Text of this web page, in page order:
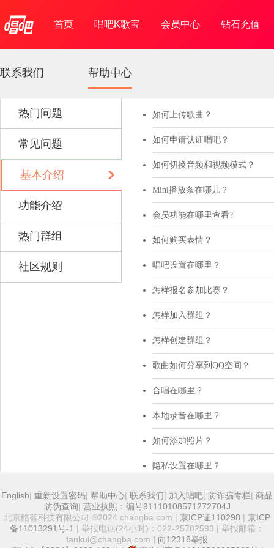
首页 唱吧K歌宝 会员中心 钻石充值
联系我们 帮助中心
热门问题
常见问题
基本介绍
功能介绍
热门群组
社区规则
English| 重新设置密码| 帮助中心| 联系我们| 加入唱吧| 防诈骗专栏| 商品
防伪查询| 营业执照：编号91110108571272704J
北京酷智科技有限公司 ©2024 changba.com | 京ICP证110298 | 京ICP
备11013291号-1 | 举报电话(24小时)：022-25782593 | 举报邮箱：
fankui@changba.com | 向12318举报